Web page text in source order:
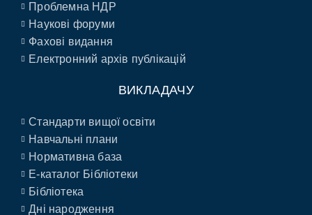
Проблемна НДР
Наукові форуми
Фахові видання
Електронний архів публікацій
ВИКЛАДАЧУ
Стандарти вищої освіти
Навчальні плани
Нормативна база
E-каталог Бібліотеки
Бібліотека
Дні народження